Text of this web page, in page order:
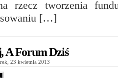
rzecz tworzenia
[…]
A Forum Dziś
23 kwietnia 2013